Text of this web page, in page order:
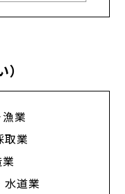
漁業
取業
業
水道業